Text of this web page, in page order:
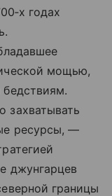
годах
мощью,
захватывать
ресурсы, —
джунгарцев
границы